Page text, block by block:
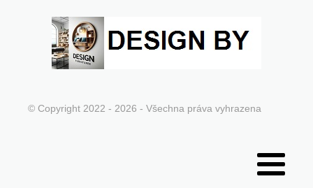
© Copyright 2022 - 2026 - Všechna práva vyhrazena